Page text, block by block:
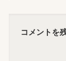
コメントを